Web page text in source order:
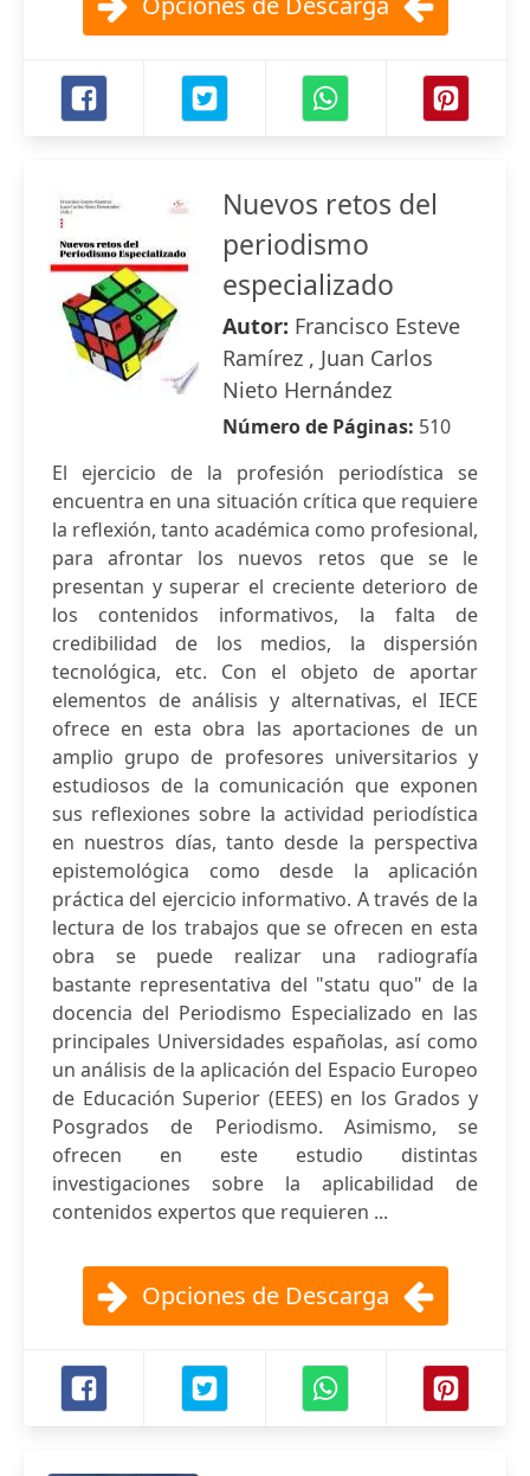
Nuevos retos del
periodismo
especializado
Autor: Francisco Esteve
Ramírez , Juan Carlos
Nieto Hernández
Número de Páginas: 510
El ejercicio de la profesión periodística se
encuentra en una situación crítica que requiere
la reflexión, tanto académica como profesional,
para afrontar los nuevos retos que se le
presentan y superar el creciente deterioro de
los contenidos informativos, la falta de
credibilidad de los medios, la dispersión
tecnológica, etc. Con el objeto de aportar
elementos de análisis y alternativas, el IECE
ofrece en esta obra las aportaciones de un
amplio grupo de profesores universitarios y
estudiosos de la comunicación que exponen
sus reflexiones sobre la actividad periodística
en nuestros días, tanto desde la perspectiva
epistemológica como desde la aplicación
práctica del ejercicio informativo. A través de la
lectura de los trabajos que se ofrecen en esta
obra se puede realizar una radiografía
bastante representativa del "statu quo" de la
docencia del Periodismo Especializado en las
principales Universidades españolas, así como
un análisis de la aplicación del Espacio Europeo
de Educación Superior (EEES) en los Grados y
Posgrados de Periodismo. Asimismo, se
ofrecen en este estudio distintas
investigaciones sobre la aplicabilidad de
contenidos expertos que requieren ...
Opciones de Descarga